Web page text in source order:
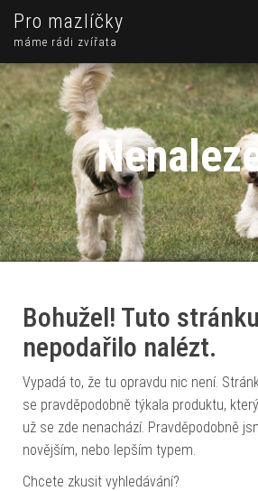
Pro mazlíčky
máme rádi zvířata
Bohužel! Tuto
nepodařilo nalézt.
Vypadá to, že tu opravdu nic není.
se pravděpodobně týkala produktu,
už se zde nenachází. Pravděpodobně
novějším, nebo lepším typem.
Chcete zkusit vyhledávání?